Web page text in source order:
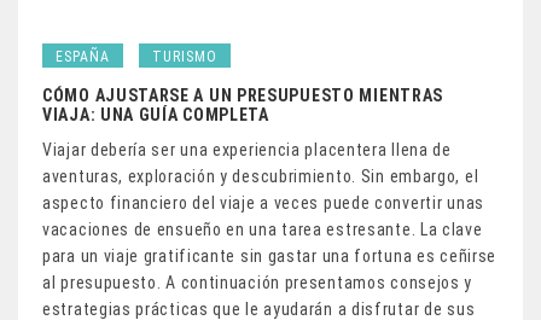
ESPAÑA TURISMO
CÓMO AJUSTARSE A UN PRESUPUESTO MIENTRAS
VIAJA: UNA GUÍA COMPLETA
Viajar debería ser una experiencia placentera llena de
aventuras, exploración y descubrimiento. Sin embargo, el
aspecto financiero del viaje a veces puede convertir unas
vacaciones de ensueño en una tarea estresante. La clave
para un viaje gratificante sin gastar una fortuna es ceñirse
al presupuesto. A continuación presentamos consejos y
estrategias prácticas que le ayudarán a disfrutar de sus